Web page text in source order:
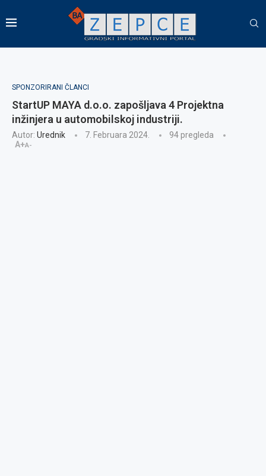
SPONZORIRANI ČLANCI
StartUP MAYA d.o.o. zapošljava 4 Projektna
inžinjera u automobilskoj industriji.
Autor: Urednik 7. Februara 2024. 94pregleda
A+A-